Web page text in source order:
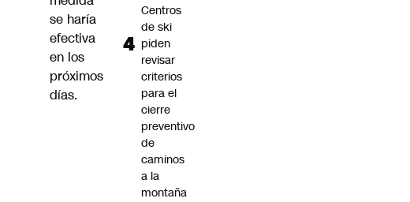
se haría
efectiva
en los
próximos
días.
Centros
de ski
piden
revisar
criterios
para el
cierre
preventivo
de
caminos
a la
montaña